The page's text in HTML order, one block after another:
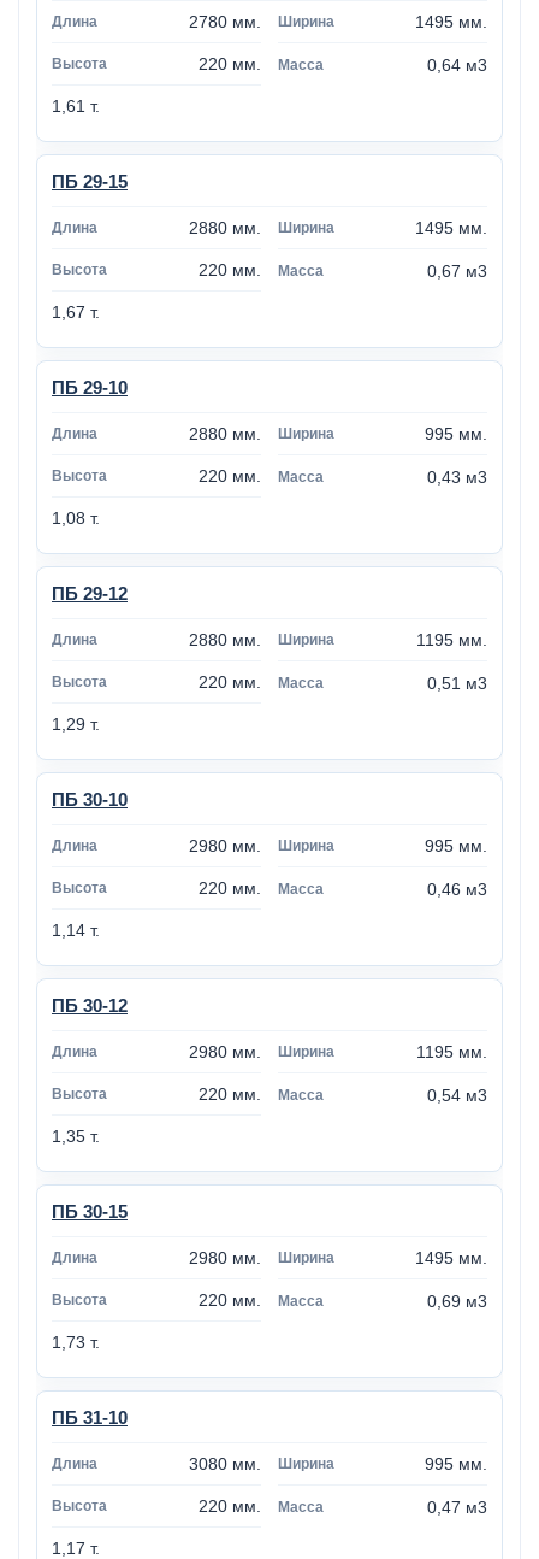
2780 мм. 1495 мм.
220 мм. 0,64 м3
1,61 т.
ПБ 29-15
2880 мм. 1495 мм.
220 мм. 0,67 м3
1,67 т.
ПБ 29-10
2880 мм. 995 мм.
220 мм. 0,43 м3
1,08 т.
ПБ 29-12
2880 мм. 1195 мм.
220 мм. 0,51 м3
1,29 т.
ПБ 30-10
2980 мм. 995 мм.
220 мм. 0,46 м3
1,14 т.
ПБ 30-12
2980 мм. 1195 мм.
220 мм. 0,54 м3
1,35 т.
ПБ 30-15
2980 мм. 1495 мм.
220 мм. 0,69 м3
1,73 т.
ПБ 31-10
3080 мм. 995 мм.
220 мм. 0,47 м3
1,17 т.